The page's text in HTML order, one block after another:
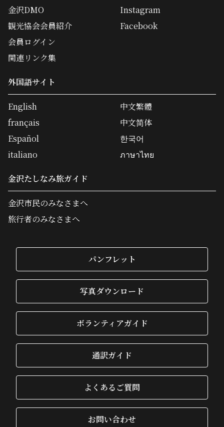
金沢DMO
観光協会会員紹介
会員ログイン
関連リンク集
Instagram
Facebook
外国語サイト
English
français
Español
italiano
中文繁體
中文简体
한국어
ภาษาไทย
金沢たしなみ旅ガイド
金沢市民のみなさまへ
旅行者のみなさまへ
パンフレット
写真ダウンロード
ボランティアガイド
通訳ガイド
よくあるご質問
お問い合わせ